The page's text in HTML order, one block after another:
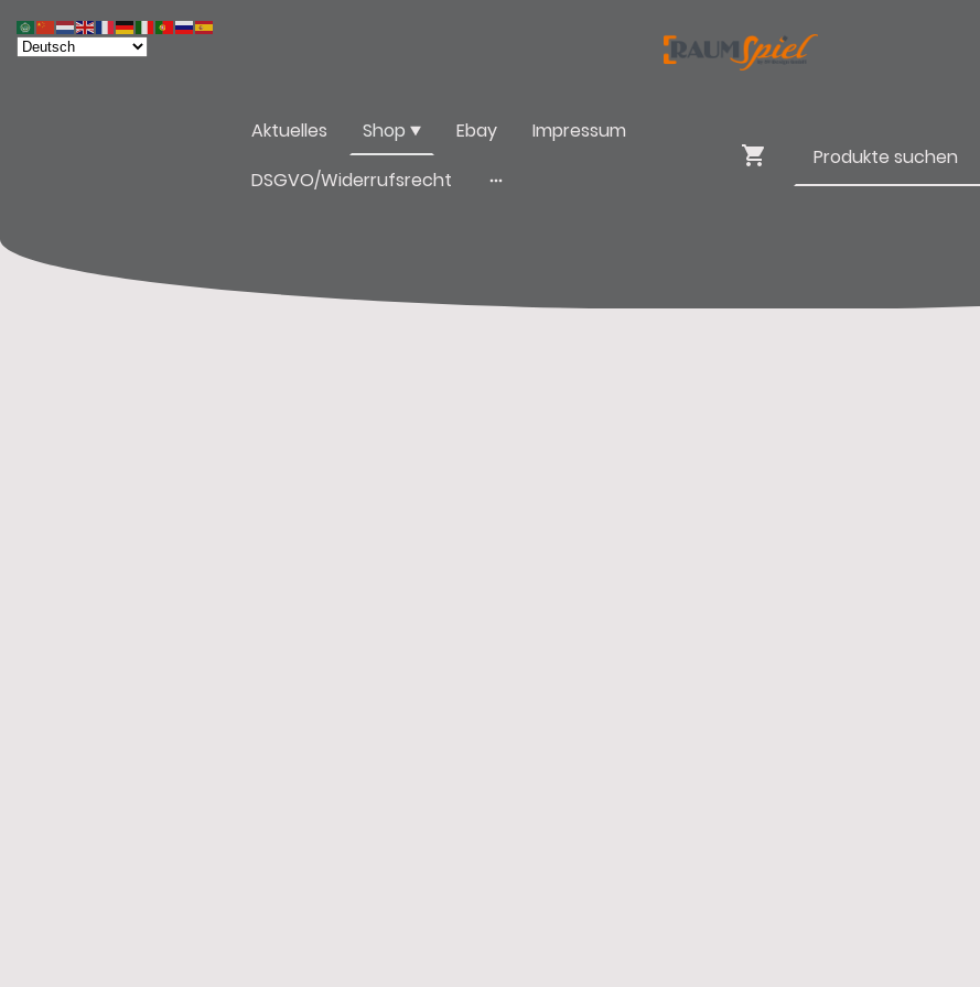
Aktuelles Shop Ebay
Impressum
DSGVO/Widerrufsrecht